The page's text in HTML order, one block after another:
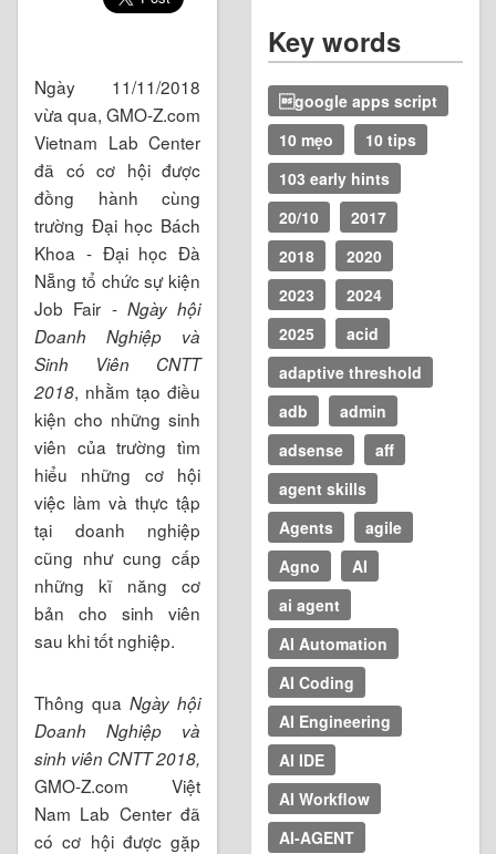
Ngày 11/11/2018
vừa qua, GMO-Z.com
Vietnam Lab Center
đã có cơ hội được
đồng hành cùng
trường Đại học Bách
Khoa - Đại học Đà
Nẵng tổ chức sự kiện
Job Fair - Ngày hội
Doanh Nghiệp và
Sinh Viên CNTT
2018, nhằm tạo điều
kiện cho những sinh
viên của trường tìm
hiểu những cơ hội
việc làm và thực tập
tại doanh nghiệp
cũng như cung cấp
những kĩ năng cơ
bản cho sinh viên
sau khi tốt nghiệp.
Thông qua Ngày hội
Doanh Nghiệp và
sinh viên CNTT 2018,
GMO-Z.com Việt
Nam Lab Center đã
có cơ hội được gặp
Key words
google apps script
10 mẹo
10 tips
103 early hints
20/10
2017
2018
2020
2023
2024
2025
acid
adaptive threshold
adb
admin
adsense
aff
agent skills
Agents
agile
Agno
AI
ai agent
AI Automation
AI Coding
AI Engineering
AI IDE
AI Workflow
AI-AGENT